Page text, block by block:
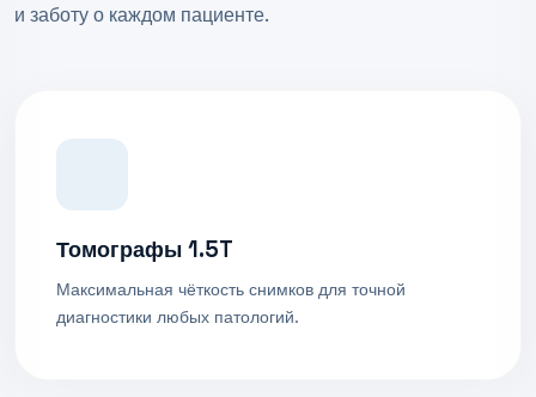
и заботу о каждом пациенте.
Томографы 1.5T
Максимальная чёткость снимков для точной
диагностики любых патологий.